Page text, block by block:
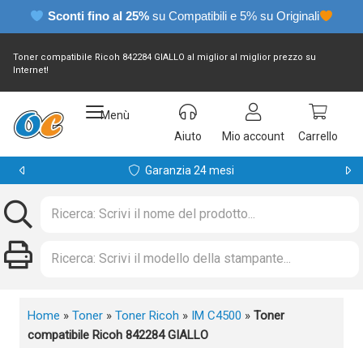
Sconti fino al 25% su Compatibili e 5% su Originali
Toner compatibile Ricoh 842284 GIALLO al miglior al miglior prezzo su
Internet!
Menù
Aiuto
Mio account Carrello
Garanzia 24 mesi
Home » Toner » Toner Ricoh » IM C4500 » Toner
compatibile Ricoh 842284 GIALLO